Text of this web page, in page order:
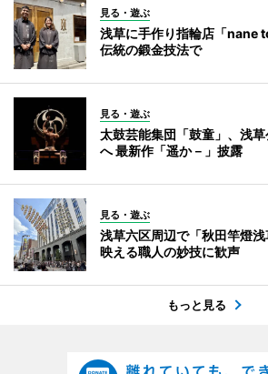
見る・遊ぶ
浅草に手作り指輪店「nane
伝統の鍛金技法で
見る・遊ぶ
太鼓芸能集団「鼓童」、浅
へ 最新作「遥か－」披露
見る・遊ぶ
浅草六区周辺で「秋田竿燈
映える職人の妙技に歓声
もっと見る